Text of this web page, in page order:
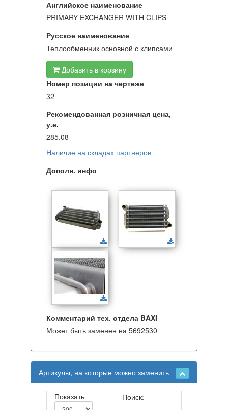
Английское наименование
PRIMARY EXCHANGER WITH CLIPS
Русское наименование
Теплообменник основной с клипсами
Добавить в корзину
Номер позиции на чертеже
32
Рекомендованная розничная цена,
у.е.
285.08
Наличие на складах партнеров
Дополн. инфо
Комментарий тех. отдела BAXI
Может быть заменен на 5692530
Артикулы, на которые можно заменить
Показать Поиск: